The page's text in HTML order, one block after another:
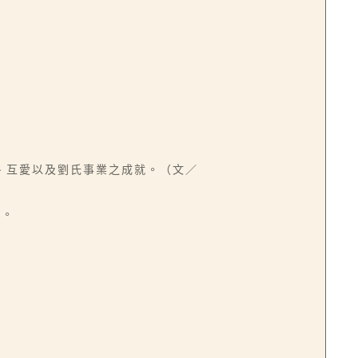
愛以及劉氏事業之成就。（文／